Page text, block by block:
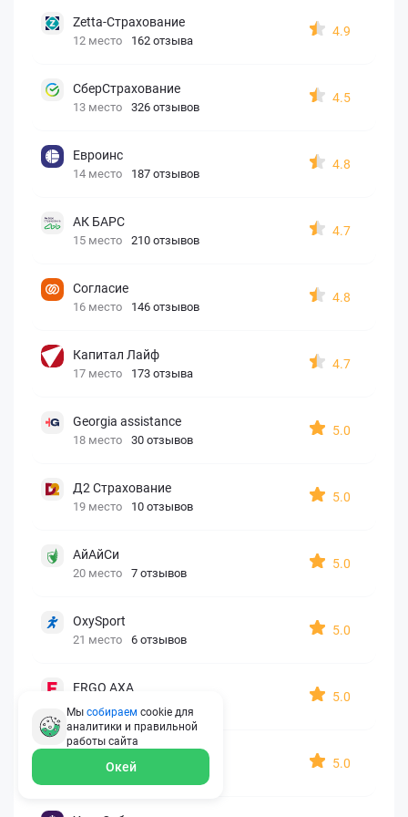
Zetta-Страхование
12 место 162 отзыва
4.9
СберСтрахование
13 место 326 отзывов
4.5
Евроинс
14 место 187 отзывов
4.8
АК БАРС
15 место 210 отзывов
4.7
Согласие
16 место 146 отзывов
4.8
Капитал Лайф
17 место 173 отзыва
4.7
Georgia assistance
18 место 30 отзывов
5.0
Д2 Страхование
19 место 10 отзывов
5.0
АйАйСи
20 место 7 отзывов
5.0
OxySport
21 место 6 отзывов
5.0
ERGO AXA
22 место 2 отзыва
5.0
23 место 1 отзыв
5.0
Мы собираем cookie для
аналитики и правильной
работы сайта
Окей